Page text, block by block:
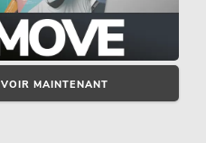
VOIR MAINTENANT